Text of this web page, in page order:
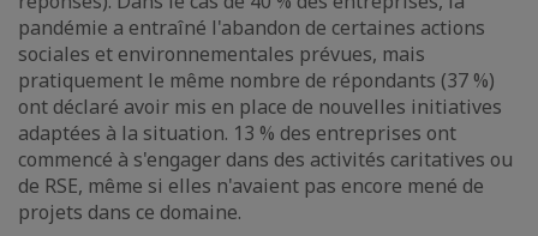
pandémie a entraîné l'abandon de certaines actions
sociales et environnementales prévues, mais
pratiquement le même nombre de répondants (37 %)
ont déclaré avoir mis en place de nouvelles initiatives
adaptées à la situation. 13 % des entreprises ont
commencé à s'engager dans des activités caritatives ou
de RSE, même si elles n'avaient pas encore mené de
projets dans ce domaine.